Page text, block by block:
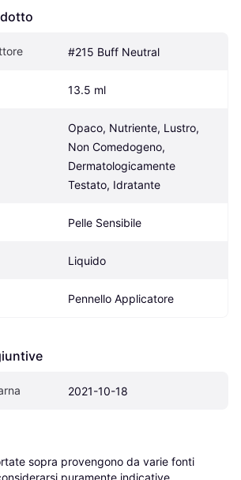
#215 Buff Neutral
13.5 ml
Opaco, Nutriente, Lustro,
Non Comedogeno,
Dermatologicamente
Testato, Idratante
Pelle Sensibile
Liquido
Pennello Applicatore
2021-10-18
sopra provengono da varie fonti